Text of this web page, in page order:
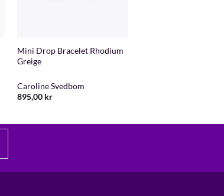
Mini Drop Bracelet Rhodium
Greige
Caroline Svedbom
895,00 kr